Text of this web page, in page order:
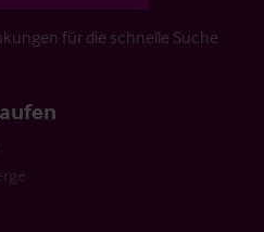
für die schnelle Suche